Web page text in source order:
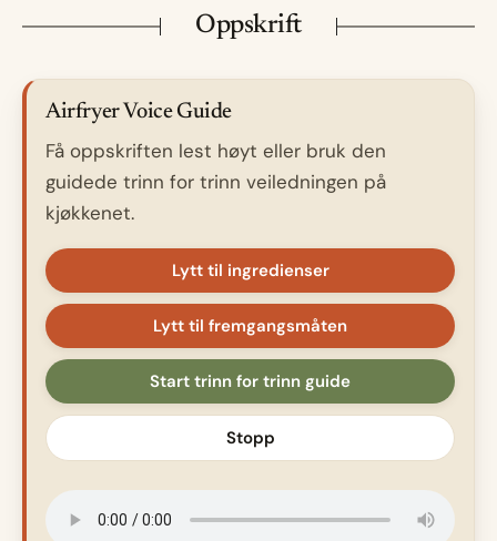
Oppskrift
Airfryer Voice Guide
Få oppskriften lest høyt eller bruk den
guidede trinn for trinn veiledningen på
kjøkkenet.
Lytt til ingredienser
Lytt til fremgangsmåten
Start trinn for trinn guide
Stopp